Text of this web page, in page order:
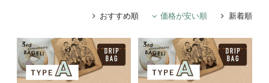
おすすめ順 価格が安い順 新着順